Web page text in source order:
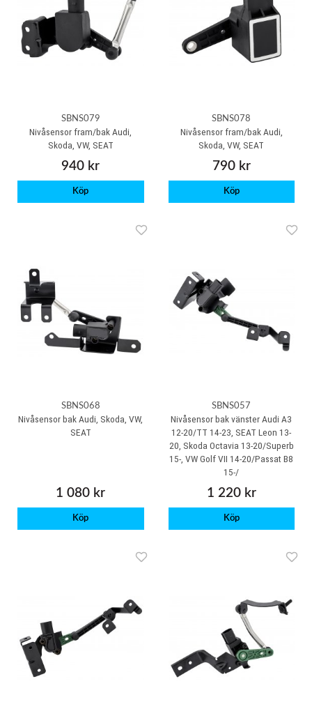
SBNS079
Nivåsensor fram/bak Audi,
Skoda, VW, SEAT
940 kr
Köp
SBNS078
Nivåsensor fram/bak Audi,
Skoda, VW, SEAT
790 kr
Köp
SBNS068
Nivåsensor bak Audi, Skoda, VW,
SEAT
1 080 kr
Köp
SBNS057
Nivåsensor bak vänster Audi A3
12-20/TT 14-23, SEAT Leon 13-
20, Skoda Octavia 13-20/Superb
15-, VW Golf VII 14-20/Passat B8
15-/
1 220 kr
Köp